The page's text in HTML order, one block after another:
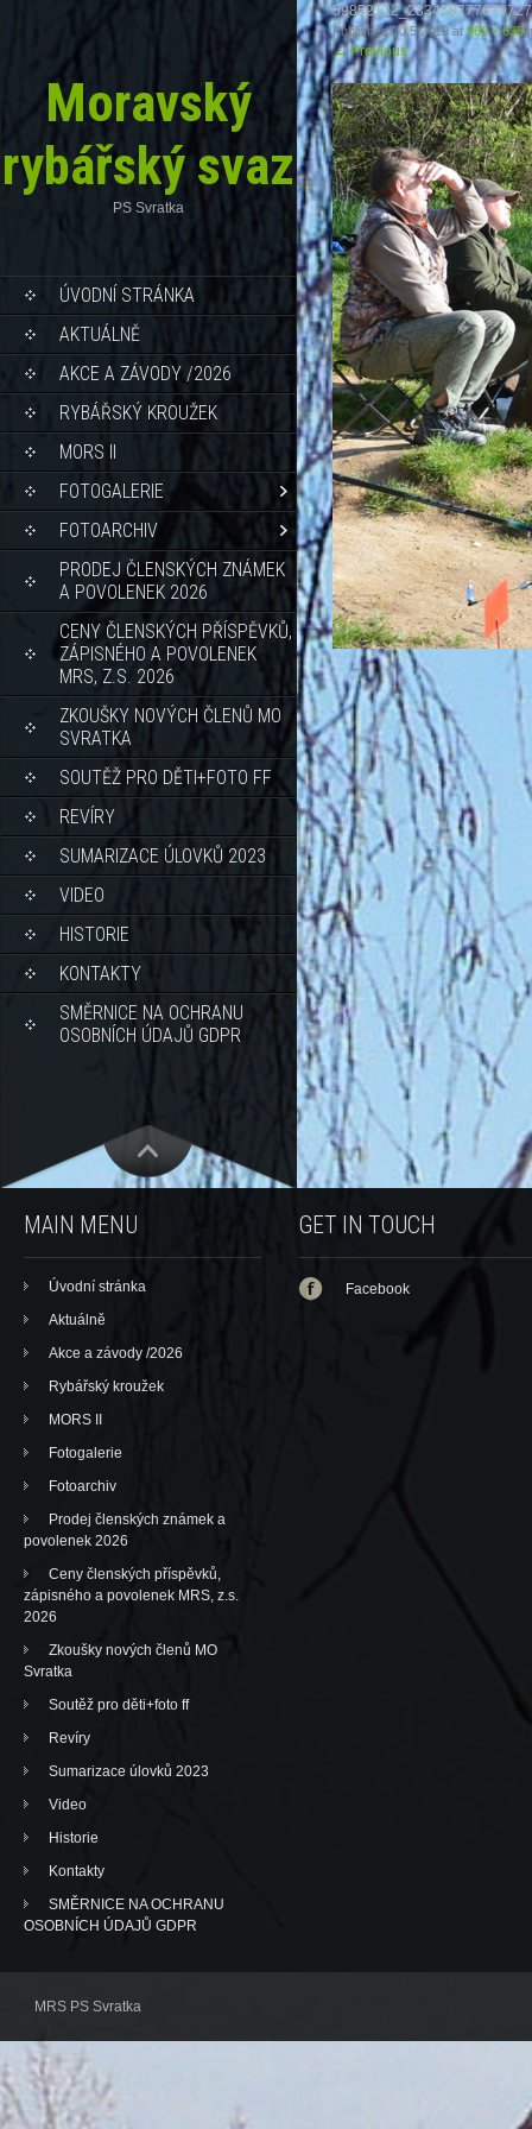
Moravský
rybářský svaz
PS Svratka
ÚVODNÍ STRÁNKA
AKTUÁLNĚ
AKCE A ZÁVODY /2026
RYBÁŘSKÝ KROUŽEK
MORS II
FOTOGALERIE
FOTOARCHIV
PRODEJ ČLENSKÝCH ZNÁMEK
A POVOLENEK 2026
CENY ČLENSKÝCH PŘÍSPĚVKŮ,
ZÁPISNÉHO A POVOLENEK
MRS, Z.S. 2026
ZKOUŠKY NOVÝCH ČLENŮ MO
SVRATKA
SOUTĚŽ PRO DĚTI+FOTO FF
REVÍRY
SUMARIZACE ÚLOVKŮ 2023
VIDEO
HISTORIE
KONTAKTY
SMĚRNICE NA OCHRANU
OSOBNÍCH ÚDAJŮ GDPR
Published10.5.2019at960 × 635
←Previous
MAIN MENU
Úvodní stránka
Aktuálně
Akce a závody /2026
Rybářský kroužek
MORS II
Fotogalerie
Fotoarchiv
Prodej členských známek a
povolenek 2026
Ceny členských příspěvků,
zápisného a povolenek MRS, z.s.
2026
Zkoušky nových členů MO
Svratka
Soutěž pro děti+foto ff
Revíry
Sumarizace úlovků 2023
Video
Historie
Kontakty
SMĚRNICE NA OCHRANU
OSOBNÍCH ÚDAJŮ GDPR
GET IN TOUCH
Facebook
MRS PS Svratka